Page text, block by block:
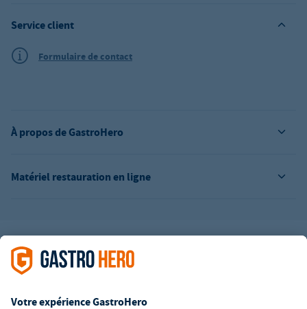
Matériel restauration en ligne
À propos de GastroHero
Service client
Formulaire de contact
L’offre de la société GastroHero est exclusivement destinée aux
entreprises. Tous les prix sont des prix unitaires nets majorés de
Certaines méthodes de paiement peuvent entraîner des frais